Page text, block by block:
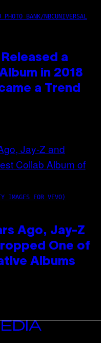
BANK/NBCUNIVERSAL
a
in 2018
a Trend
IMAGES FOR VEVO)
Ago, Jay-Z
One of
Albums